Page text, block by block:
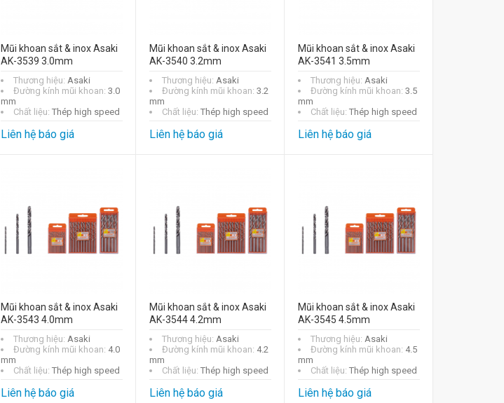
Mũi khoan sắt & inox Asaki
AK-3539 3.0mm
Thương hiệu: Asaki
Đường kính mũi khoan: 3.0
mm
Chất liệu: Thép high speed
Liên hệ báo giá
Mũi khoan sắt & inox Asaki
AK-3540 3.2mm
Thương hiệu: Asaki
Đường kính mũi khoan: 3.2
mm
Chất liệu: Thép high speed
Liên hệ báo giá
Mũi khoan sắt & inox Asaki
AK-3541 3.5mm
Thương hiệu: Asaki
Đường kính mũi khoan: 3.5
mm
Chất liệu: Thép high speed
Liên hệ báo giá
Mũi khoan sắt & inox Asaki
AK-3543 4.0mm
Thương hiệu: Asaki
Đường kính mũi khoan: 4.0
mm
Chất liệu: Thép high speed
Liên hệ báo giá
Mũi khoan sắt & inox Asaki
AK-3544 4.2mm
Thương hiệu: Asaki
Đường kính mũi khoan: 4.2
mm
Chất liệu: Thép high speed
Liên hệ báo giá
Mũi khoan sắt & inox Asaki
AK-3545 4.5mm
Thương hiệu: Asaki
Đường kính mũi khoan: 4.5
mm
Chất liệu: Thép high speed
Liên hệ báo giá